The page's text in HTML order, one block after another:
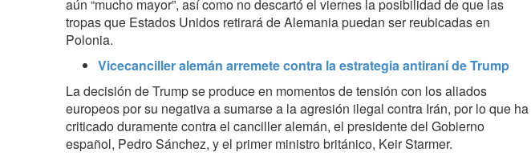
aún “mucho mayor”, así como no descartó el viernes la posibilidad de que las
tropas que Estados Unidos retirará de Alemania puedan ser reubicadas en
Polonia.
Vicecanciller alemán arremete contra la estrategia antiraní de Trump
La decisión de Trump se produce en momentos de tensión con los aliados
europeos por su negativa a sumarse a la agresión ilegal contra Irán, por lo que ha
criticado duramente contra el canciller alemán, el presidente del Gobierno
español, Pedro Sánchez, y el primer ministro británico, Keir Starmer.